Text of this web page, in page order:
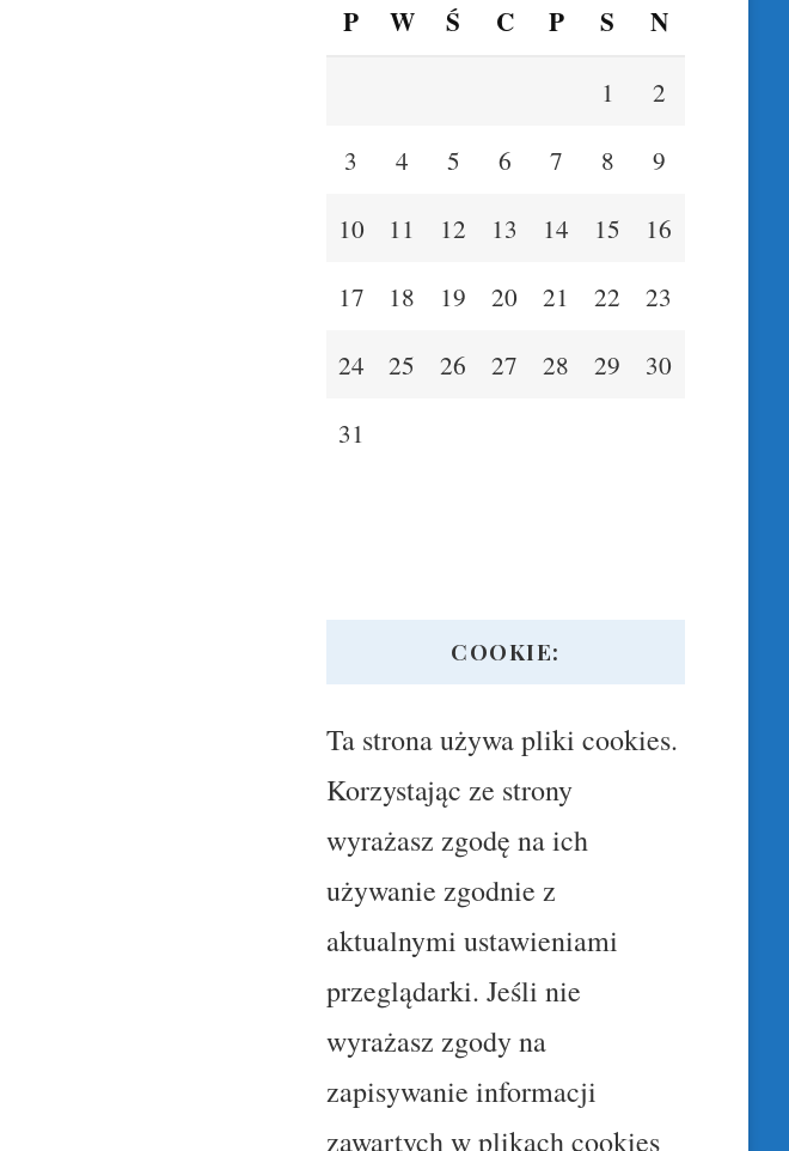
P W Ś C P S N
1
2
3
4 5 6 7 8
9
10
11 12 13 14 15
16
17
18 19 20 21 22
23
24
25 26 27 28 29
30
31
COOKIE:
Ta strona używa pliki cookies.
Korzystając ze strony
wyrażasz zgodę na ich
używanie zgodnie z
aktualnymi ustawieniami
przeglądarki. Jeśli nie
wyrażasz zgody na
zapisywanie informacji
zawartych w plikach cookies